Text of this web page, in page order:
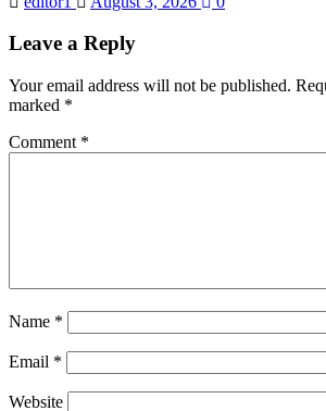
Leave a Reply
Your email address will not be published.
marked *
Comment *
Name *
Email *
Website